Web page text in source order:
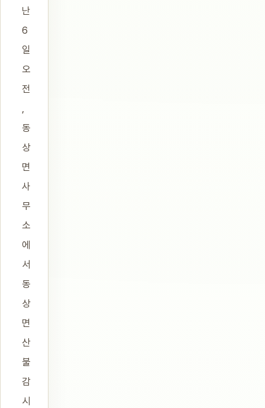
난
6
일
오
전
,
동
상
면
사
무
소
에
서
동
상
면
산
불
감
시